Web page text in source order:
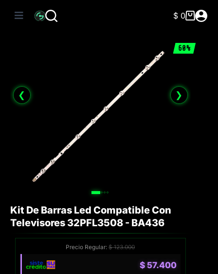
Carro
$0
60%
❮ ❯
Kit De Barras Led Compatible Con
Televisores 32PFL3508 - BA436
Precio Regular:$123.000
$57.400